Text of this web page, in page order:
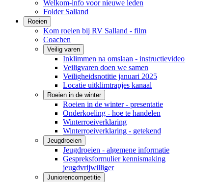
Welkom-info voor nieuwe leden
Folder Salland
Roeien
Kom roeien bij RV Salland - film
Coachen
Veilig varen
Inklimmen na omslaan - instructievideo
Veiligvaren doen we samen
Veiligheidsnotitie januari 2025
Locatie uitklimtrapjes kanaal
Roeien in de winter
Roeien in de winter - presentatie
Onderkoeling - hoe te handelen
Winterroeiverklaring
Winterroeiverklaring - getekend
Jeugdroeien
Jeugdroeien - algemene informatie
Gespreksformulier kennismaking
jeugdvrijwilliger
Juniorencompetitie